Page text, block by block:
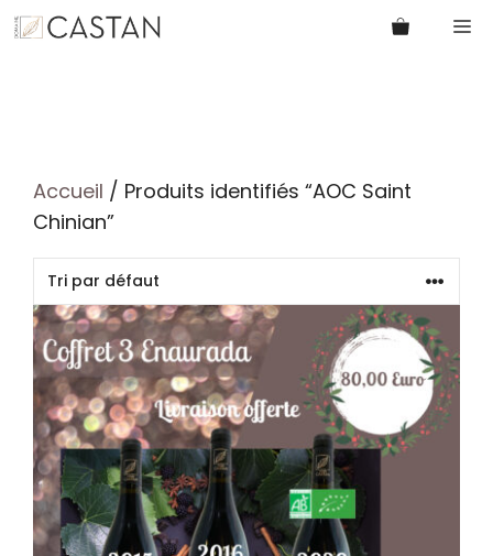
Aller
au
Accueil / Produits identifiés “AOC Saint
Chinian”